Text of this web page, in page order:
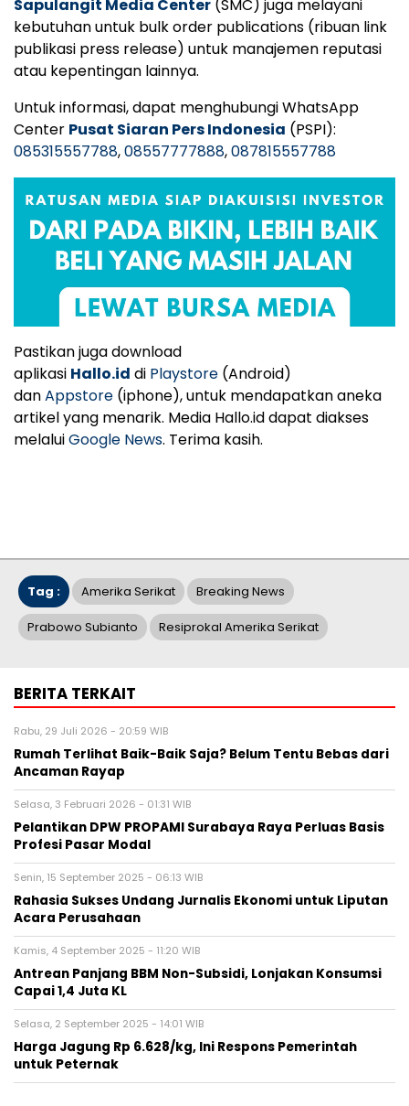
Sapulangit Media Center (SMC) juga melayani
kebutuhan untuk bulk order publications (ribuan link
publikasi press release) untuk manajemen reputasi
atau kepentingan lainnya.
Untuk informasi, dapat menghubungi WhatsApp
Center Pusat Siaran Pers Indonesia (PSPI):
085315557788,08557777888,087815557788
Pastikan juga download
aplikasi Hallo.id di Playstore (Android)
danAppstore (iphone), untuk mendapatkan aneka
artikel yang menarik. Media Hallo.id dapat diakses
melaluiGoogle News. Terima kasih.
Tag : Amerika Serikat Breaking News
Prabowo Subianto Resiprokal Amerika Serikat
BERITA TERKAIT
Rabu, 29 Juli 2026 - 20:59 WIB
Rumah Terlihat Baik-Baik Saja? Belum Tentu Bebas dari
Ancaman Rayap
Selasa, 3 Februari 2026 - 01:31 WIB
Pelantikan DPW PROPAMI Surabaya Raya Perluas Basis
Profesi Pasar Modal
Senin, 15 September 2025 - 06:13 WIB
Rahasia Sukses Undang Jurnalis Ekonomi untuk Liputan
Acara Perusahaan
Kamis, 4 September 2025 - 11:20 WIB
Antrean Panjang BBM Non-Subsidi, Lonjakan Konsumsi
Capai 1,4 Juta KL
Selasa, 2 September 2025 - 14:01 WIB
Harga Jagung Rp 6.628/kg, Ini Respons Pemerintah
untuk Peternak